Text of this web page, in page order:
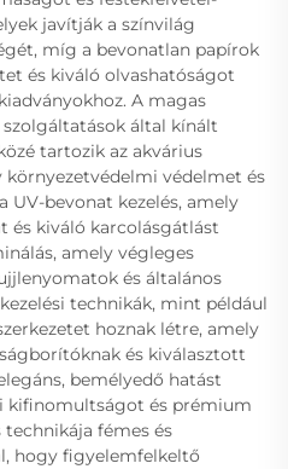
javítják a színvilág
míg a bevonatlan papírok
és kiváló olvashatóságot
A magas
által kínált
tartozik az akvárius
környezetvédelmi védelmet és
bevonat kezelés, amely
és kiváló karcolásgátlást
amely végleges
és általános
technikák, mint például
hoznak létre, amely
és kiválasztott
bemélyedő hatást
kifinomultságot és prémium
fémes és
hogy figyelemfelkeltő